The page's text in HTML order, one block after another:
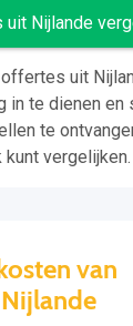
uit Nijlande
uit
in te dienen
te
kunt vergelijken.
van